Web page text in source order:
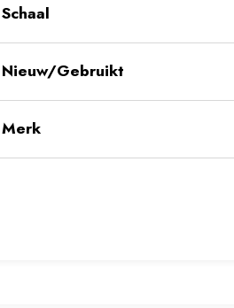
Schaal
Nieuw/Gebruikt
Merk